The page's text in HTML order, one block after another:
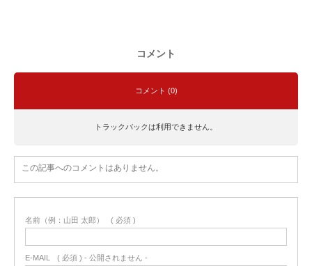
コメント
コメント (0)
トラックバックは利用できません。
この記事へのコメントはありません。
名前（例：山田 太郎） ( 必須 )
E-MAIL ( 必須 ) - 公開されません -